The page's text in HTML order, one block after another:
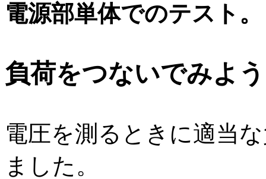
電源部単体でのテスト。
負荷をつないでみよ
電圧を測るときに適当
ました。